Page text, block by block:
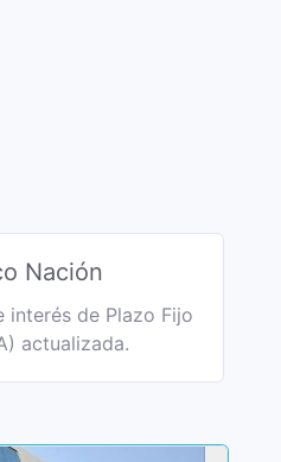
Nación
interés de Plazo Fijo
actualizada.